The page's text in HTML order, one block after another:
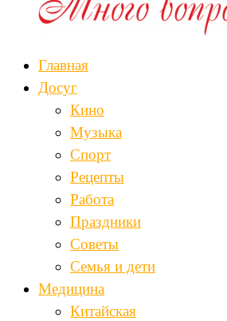
Главная
Досуг
Кино
Музыка
Спорт
Рецепты
Работа
Праздники
Советы
Семья и дети
Медицина
Китайская